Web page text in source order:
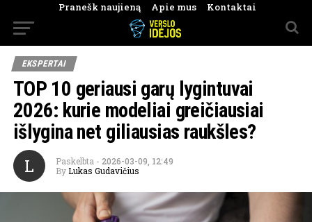
Pranešk naujieną Apie mus Kontaktai
EKSPERTAI
TOP 10 geriausi garų lygintuvai
2026: kurie modeliai greičiausiai
išlygina net giliausias raukšles?
L Paskelbta - 2026-03-09, 12:49
By Lukas Gudavičius